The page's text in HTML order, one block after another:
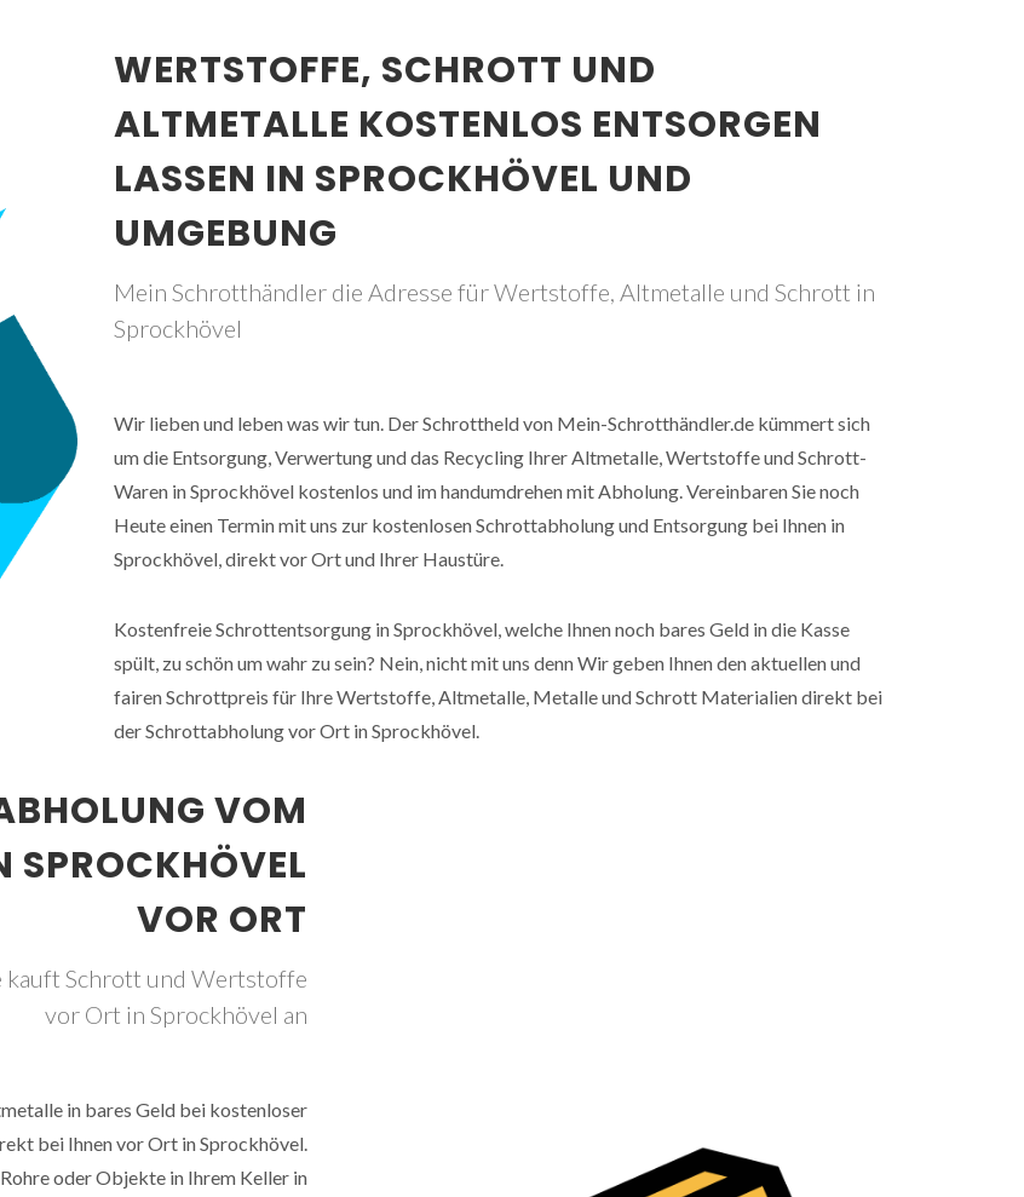
WERTSTOFFE, SCHROTT UND
ALTMETALLE KOSTENLOS ENTSORGEN
LASSEN IN SPROCKHÖVEL UND
UMGEBUNG
Mein Schrotthändler die Adresse für Wertstoffe, Altmetalle und Schrott in
Sprockhövel
Wir lieben und leben was wir tun. Der Schrottheld von Mein-Schrotthändler.de kümmert sich
um die Entsorgung, Verwertung und das Recycling Ihrer Altmetalle, Wertstoffe und Schrott-
Waren in Sprockhövel kostenlos und im handumdrehen mit Abholung. Vereinbaren Sie noch
Heute einen Termin mit uns zur kostenlosen Schrottabholung und Entsorgung bei Ihnen in
Sprockhövel, direkt vor Ort und Ihrer Haustüre.
Kostenfreie Schrottentsorgung in Sprockhövel, welche Ihnen noch bares Geld in die Kasse
spült, zu schön um wahr zu sein? Nein, nicht mit uns denn Wir geben Ihnen den aktuellen und
fairen Schrottpreis für Ihre Wertstoffe, Altmetalle, Metalle und Schrott Materialien direkt bei
der Schrottabholung vor Ort in Sprockhövel.
VOM
SPROCKHÖVEL
VOR ORT
kauft Schrott und Wertstoffe
vor Ort in Sprockhövel an
in bares Geld bei kostenloser
bei Ihnen vor Ort in Sprockhövel.
oder Objekte in Ihrem Keller in